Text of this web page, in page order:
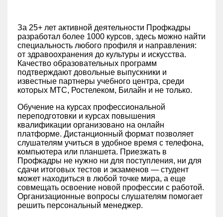
За 25+ лет активной деятельности Профкадры
разработал более 1000 курсов, здесь можно найти
специальность любого профиля и направления:
от здравоохранения до культуры и искусства.
Качество образовательных программ
подтверждают довольные выпускники и
известные партнеры учебного центра, среди
которых МТС, Ростелеком, Билайн и не только.
Обучение на курсах профессиональной
переподготовки и курсах повышения
квалификации организовано на онлайн
платформе. Дистанционный формат позволяет
слушателям учиться в удобное время с телефона,
компьютера или планшета. Приезжать в
Профкадры не нужно ни для поступления, ни для
сдачи итоговых тестов и экзаменов — студент
может находиться в любой точке мира, а еще
совмещать освоение новой профессии с работой.
Организационные вопросы слушателям помогает
решить персональный менеджер.